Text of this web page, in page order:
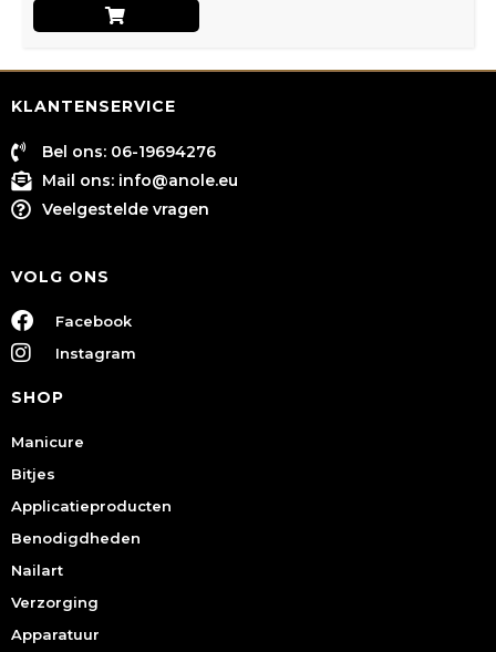
KLANTENSERVICE
Bel ons: 06-19694276
Mail ons: info@anole.eu
Veelgestelde vragen
VOLG ONS
Facebook
Instagram
SHOP
Manicure
Bitjes
Applicatieproducten
Benodigdheden
Nailart
Verzorging
Apparatuur